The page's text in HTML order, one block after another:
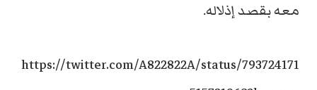
معه بقصد إذلاله.
https://twitter.com/A822822A/status/793724171